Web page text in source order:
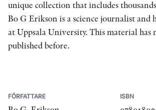
unique collection that includes
Bo G Erikson is a science journalist and
at Uppsala University. This material has
published before.
FÖRFATTARE ISBN